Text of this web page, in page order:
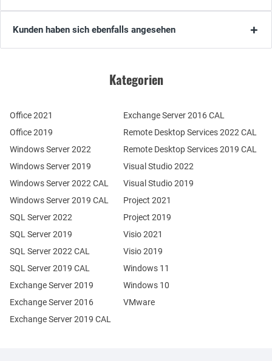
Kunden haben sich ebenfalls angesehen
Kategorien
Office 2021
Office 2019
Windows Server 2022
Windows Server 2019
Exchange Server 2019
Exchange Server 2016
SQL Server 2022
SQL Server 2019
Windows Server 2022 CAL
Windows Server 2019 CAL
SQL Server 2022 CAL
SQL Server 2019 CAL
Remote Desktop Services 2022 CAL
Remote Desktop Services 2019 CAL
Exchange Server 2019 CAL
Exchange Server 2016 CAL
Visual Studio 2022
Visual Studio 2019
Project 2021
Project 2019
Visio 2021
Visio 2019
Windows 11
Windows 10
VMware